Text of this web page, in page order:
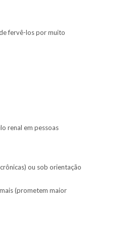
fervê-los por muito
renal em pessoas
ou sob orientação
(prometem maior